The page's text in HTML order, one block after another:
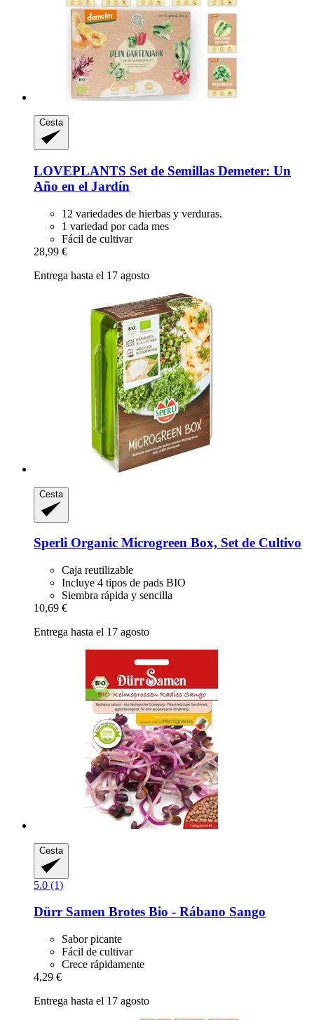
Cesta
LOVEPLANTS Set de Semillas Demeter: Un
Año en el Jardín
12 variedades de hierbas y verduras.
1 variedad por cada mes
Fácil de cultivar
28,99 €
Entrega hasta el 17 agosto
Cesta
Sperli Organic Microgreen Box, Set de Cultivo
Caja reutilizable
Incluye 4 tipos de pads BIO
Siembra rápida y sencilla
10,69 €
Entrega hasta el 17 agosto
Cesta
5.0 (1)
Dürr Samen Brotes Bio -​ Rábano Sango
Sabor picante
Fácil de cultivar
Crece rápidamente
4,29 €
Entrega hasta el 17 agosto